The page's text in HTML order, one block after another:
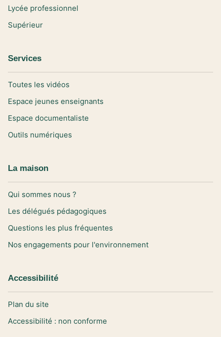
Lycée professionnel
Supérieur
Services
Toutes les vidéos
Espace jeunes enseignants
Espace documentaliste
Outils numériques
La maison
Qui sommes nous ?
Les délégués pédagogiques
Questions les plus fréquentes
Nos engagements pour l'environnement
Accessibilité
Plan du site
Accessibilité : non conforme